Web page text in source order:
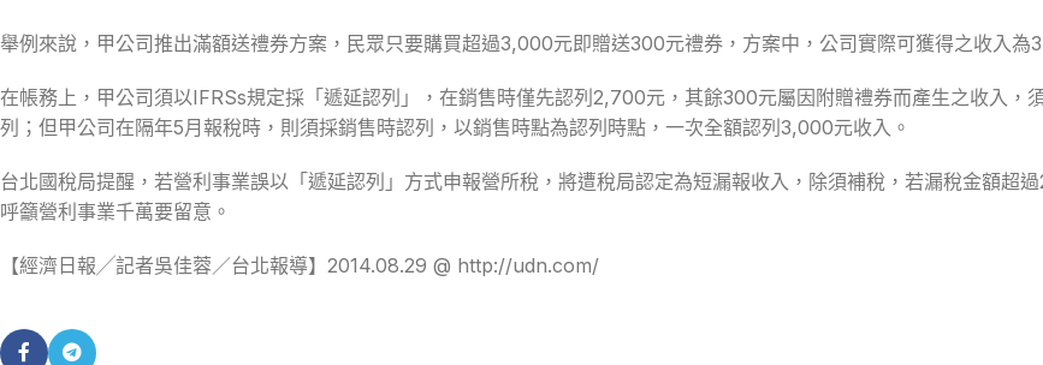
舉例來說，甲公司推出滿額送禮券方案，民眾只要購買超過3,000元即贈送300元禮券，方案中，公司實際可獲得之收入為
在帳務上，甲公司須以IFRSs規定採「遞延認列」，在銷售時僅先認列2,700元，其餘300元屬因附贈禮券而產生之收入，
列；但甲公司在隔年5月報稅時，則須採銷售時認列，以銷售時點為認列時點，一次全額認列3,000元收入。
台北國稅局提醒，若營利事業誤以「遞延認列」方式申報營所稅，將遭稅局認定為短漏報收入，除須補稅，若漏稅金額超
呼籲營利事業千萬要留意。
【經濟日報╱記者吳佳蓉／台北報導】2014.08.29 @ http://udn.com/